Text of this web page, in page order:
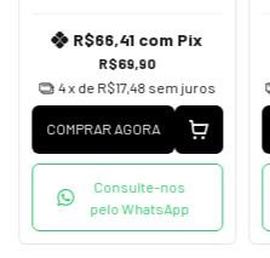
R$69,90
R$66,41 com Pix
4x de R$17,48 sem juros
COMPRAR AGORA
Consulte-nos
pelo WhatsApp